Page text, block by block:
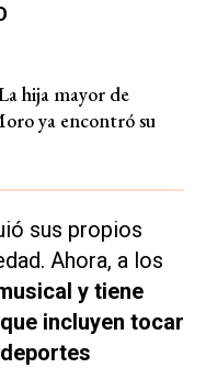
hija mayor de
ya encontró su
sus propios
Ahora, a los
y tiene
incluyen tocar